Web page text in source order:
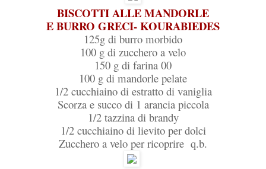
BISCOTTI ALLE MANDORLE
E BURRO GRECI- KOURABIEDES
125g di burro morbido
100 g di zucchero a velo
150 g di farina 00
100 g di mandorle pelate
1/2 cucchiaino di estratto di vaniglia
Scorza e succo di 1 arancia piccola
1/2 tazzina di brandy
1/2 cucchiaino di lievito per dolci
Zucchero a velo per ricoprire q.b.